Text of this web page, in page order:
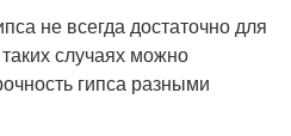
не всегда достаточно для
случаях можно
гипса разными